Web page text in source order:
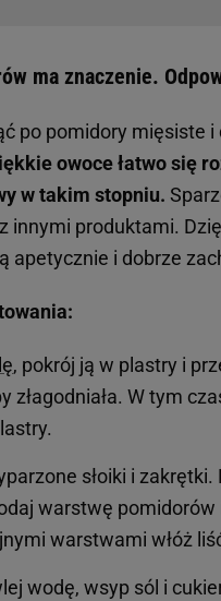
ma znaczenie.
po pomidory mięsiste
owoce łatwo się
w takim stopniu.
innymi produktami.
apetycznie i dobrze
, pokrój ją w plastry i
złagodniała. W tym
słoiki i
warstwę pomidorów
warstwami włóż
wodę, wsyp sól i